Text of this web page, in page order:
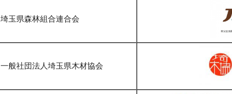
埼玉県森林組合連合会
一般社団法人埼玉県木材協会